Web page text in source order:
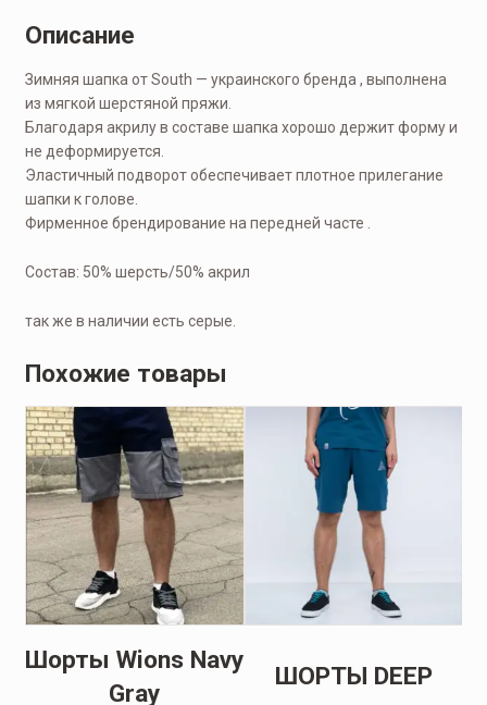
Описание
Зимняя шапка от South — украинского бренда , выполнена
из мягкой шерстяной пряжи.
Благодаря акрилу в составе шапка хорошо держит форму и
не деформируется.
Эластичный подворот обеспечивает плотное прилегание
шапки к голове.
Фирменное брендирование на передней часте .
Состав: 50% шерсть/50% акрил
так же в наличии есть серые.
Похожие товары
Шорты Wions Navy
Gray
ШОРТЫ DEEP